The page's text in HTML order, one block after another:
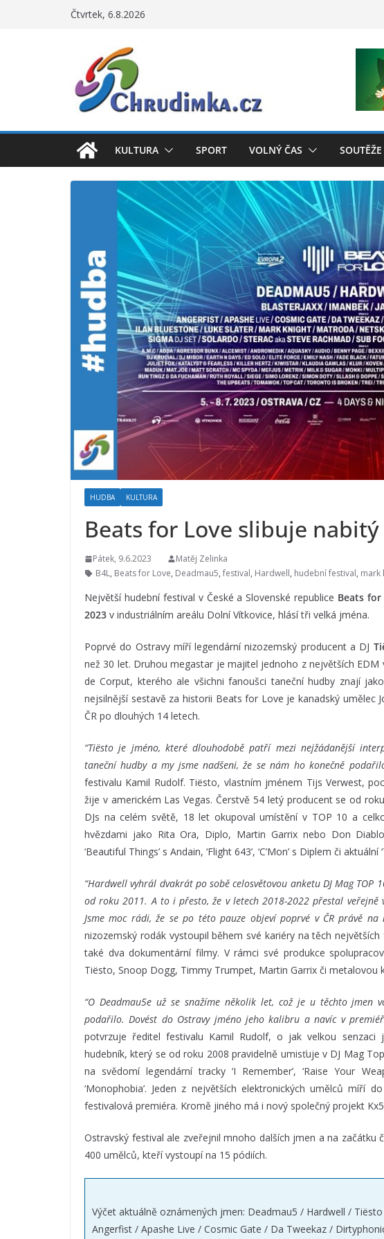
Čtvrtek, 6.8.2026
KULTURA SPORT VOLNÝ ČAS SOUTĚŽE
HUDBA KULTURA
Beats for Love slibuje
Pátek, 9.6.2023
Matěj Zelinka
B4L, Beats for Love, Deadmau5, festival, Hardwell, hudební festival, mark
Největší hudební festival v České a Slovenské republice Beats for
2023 v industriálním areálu Dolní Vítkovice, hlásí tři velká jména.
Poprvé do Ostravy míří legendární nizozemský producent a DJ
než 30 let. Druhou megastar je majitel jednoho z největších EDM
de Corput, kterého ale všichni fanoušci taneční hudby znají jako
nejsilnější sestavě za historii Beats for Love je kanadský umělec
ČR po dlouhých 14 letech.
“Tiësto je jméno, které dlouhodobě patří mezi nejžádanější
taneční hudby a my jsme nadšeni, že se nám ho konečně
festivalu Kamil Rudolf. Tiësto, vlastním jménem Tijs Verwest,
žije v americkém Las Vegas. Čerstvě 54 letý producent se od
DJs na celém světě, 18 let okupoval umístění v TOP 10 a
hvězdami jako Rita Ora, Diplo, Martin Garrix nebo Don
‘Beautiful Things’ s Andain, ‘Flight 643’, ‘C’Mon’ s Diplem či aktuální
“Hardwell vyhrál dvakrát po sobě celosvětovou anketu DJ Mag
od roku 2011. A to i přesto, že v letech 2018-2022 přestal veřejně
Jsme moc rádi, že se po této pauze objeví poprvé v ČR právě na
nizozemský rodák vystoupil během své kariéry na těch
také dva dokumentární filmy. V rámci své produkce
Tiësto, Snoop Dogg, Timmy Trumpet, Martin Garrix či metalovou
“O Deadmau5e už se snažíme několik let, což je u těchto jmen
podařilo. Dovést do Ostravy jméno jeho kalibru a navíc v
potvrzuje ředitel festivalu Kamil Rudolf, o jak velkou senzaci
hudebník, který se od roku 2008 pravidelně umisťuje v DJ Mag
na svědomí legendární tracky ‘I Remember’, ‘Raise Your
‘Monophobia’. Jeden z největších elektronických umělců míří
festivalová premiéra. Kromě jiného má i nový společný projekt
Ostravský festival ale zveřejnil mnoho dalších jmen a na začátku
400 umělců, kteří vystoupí na 15 pódiích.
Výčet aktuálně oznámených jmen: Deadmau5 / Hardwell /
Angerfist / Apashe Live / Cosmic Gate / Da Tweekaz /